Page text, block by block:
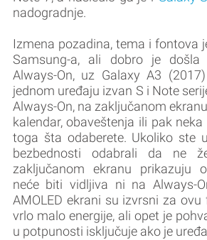
nadogradnje.
Izmena pozadina, tema i fontova
Samsung-a, ali dobro je došla
Always-On, uz Galaxy A3
jednom uređaju izvan S i Note
Always-On, na zaključanom
kalendar, obaveštenja ili pak
toga šta odaberete. Ukoliko ste
bezbednosti odabrali da ne
zaključanom ekranu prikazuju
neće biti vidljiva ni na Always-
AMOLED ekrani su izvrsni za
vrlo malo energije, ali opet je
u potpunosti isključuje ako je